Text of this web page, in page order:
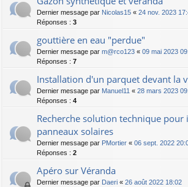
Dernier message par Nicolas15 « 24 nov. 2023
Réponses : 3
gouttière en eau "perdue"
Dernier message par m@rco123 « 09 mai 2023
Réponses : 7
Installation d'un parquet devant la
Dernier message par Manuel11 « 28 mars 2023
Réponses : 4
Recherche solution technique pour
panneaux solaires
Dernier message par PMortier « 06 sept. 2022
Réponses : 2
Apéro sur Véranda
Dernier message par Daeri « 26 août 2022 18:02